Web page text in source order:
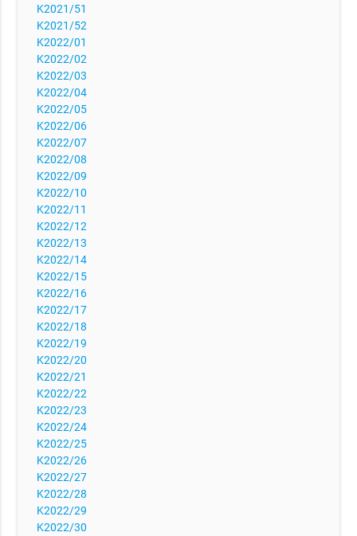
K2021/51
K2021/52
K2022/01
K2022/02
K2022/03
K2022/04
K2022/05
K2022/06
K2022/07
K2022/08
K2022/09
K2022/10
K2022/11
K2022/12
K2022/13
K2022/14
K2022/15
K2022/16
K2022/17
K2022/18
K2022/19
K2022/20
K2022/21
K2022/22
K2022/23
K2022/24
K2022/25
K2022/26
K2022/27
K2022/28
K2022/29
K2022/30